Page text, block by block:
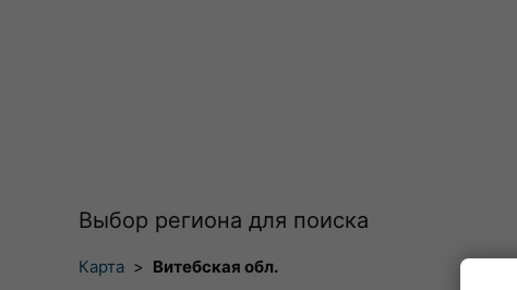
Выбор региона для поиска
Карта > Витебская обл.